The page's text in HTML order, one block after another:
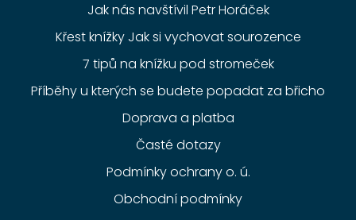
Jak nás navštívil Petr Horáček
Křest knížky Jak si vychovat sourozence
7 tipů na knížku pod stromeček
Příběhy u kterých se budete popadat za břicho
Doprava a platba
Časté dotazy
Podmínky ochrany o. ú.
Obchodní podmínky